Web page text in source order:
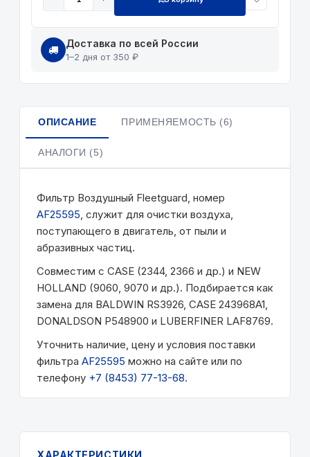
Доставка по всей России
1–2 дня от 350 ₽
ОПИСАНИЕ ПРИМЕНЯЕМОСТЬ (6)
АНАЛОГИ (5)
Фильтр Воздушный Fleetguard, номер
AF25595, служит для очистки воздуха,
поступающего в двигатель, от пыли и
абразивных частиц.
Совместим с CASE (2344, 2366 и др.) и NEW
HOLLAND (9060, 9070 и др.). Подбирается как
замена для BALDWIN RS3926, CASE 243968A1,
DONALDSON P548900 и LUBERFINER LAF8769.
Уточнить наличие, цену и условия поставки
фильтра AF25595 можно на сайте или по
телефону +7 (8453) 77-13-68.
ХАРАКТЕРИСТИКИ